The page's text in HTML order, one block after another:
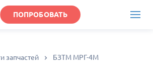
ПОПРОБОВАТЬ
запчастей БЗТМ МРГ-4М